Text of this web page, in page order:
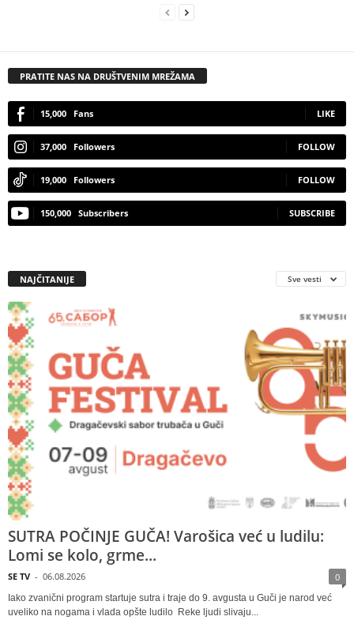
PRATITE NAS NA DRUŠTVENIM MREŽAMA
15,000 Fans LIKE
37,000 Followers FOLLOW
19,000 Followers FOLLOW
150,000 Subscribers SUBSCRIBE
NAJČITANIJE Sve vesti
SUTRA POČINJE GUČA! Varošica već u ludilu:
Lomi se kolo, grme...
SE TV - 06.08.2026 0
Iako zvanični program startuje sutra i traje do 9. avgusta u Guči je narod već
uveliko na nogama i vlada opšte ludilo Reke ljudi slivaju...